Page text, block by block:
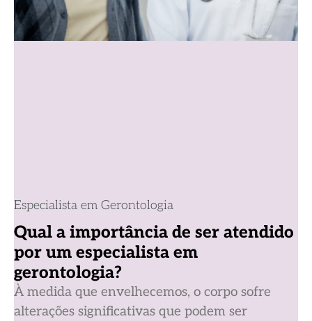
Especialista em Gerontologia
Qual a importância de ser atendido
por um especialista em
gerontologia?
À medida que envelhecemos, o corpo sofre
alterações significativas que podem ser